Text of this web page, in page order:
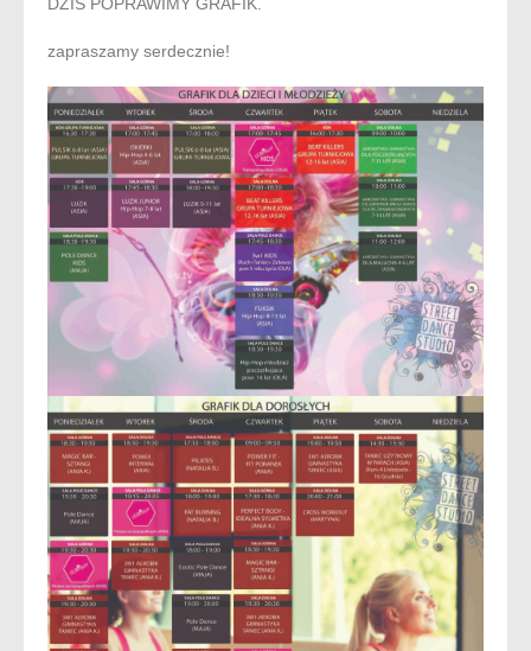
DZIŚ POPRAWIMY GRAFIK.
zapraszamy serdecznie!